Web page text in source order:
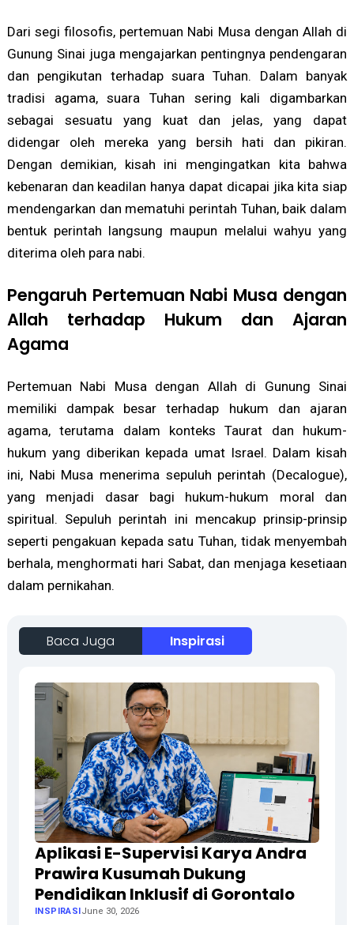
Dari segi filosofis, pertemuan Nabi Musa dengan Allah di
Gunung Sinai juga mengajarkan pentingnya pendengaran
dan pengikutan terhadap suara Tuhan. Dalam banyak
tradisi agama, suara Tuhan sering kali digambarkan
sebagai sesuatu yang kuat dan jelas, yang dapat
didengar oleh mereka yang bersih hati dan pikiran.
Dengan demikian, kisah ini mengingatkan kita bahwa
kebenaran dan keadilan hanya dapat dicapai jika kita siap
mendengarkan dan mematuhi perintah Tuhan, baik dalam
bentuk perintah langsung maupun melalui wahyu yang
diterima oleh para nabi.
Pengaruh Pertemuan Nabi Musa dengan
Allah terhadap Hukum dan Ajaran
Agama
Pertemuan Nabi Musa dengan Allah di Gunung Sinai
memiliki dampak besar terhadap hukum dan ajaran
agama, terutama dalam konteks Taurat dan hukum-
hukum yang diberikan kepada umat Israel. Dalam kisah
ini, Nabi Musa menerima sepuluh perintah (Decalogue),
yang menjadi dasar bagi hukum-hukum moral dan
spiritual. Sepuluh perintah ini mencakup prinsip-prinsip
seperti pengakuan kepada satu Tuhan, tidak menyembah
berhala, menghormati hari Sabat, dan menjaga kesetiaan
dalam pernikahan.
Baca Juga Inspirasi
Aplikasi E-Supervisi Karya Andra
Prawira Kusumah Dukung
Pendidikan Inklusif di Gorontalo
INSPIRASIJune 30, 2026